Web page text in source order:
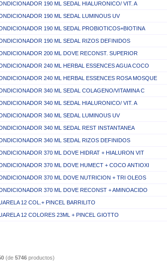
190 ML SEDAL HIALURONICO/ VIT. A
190 ML SEDAL LUMINOUS UV
190 ML SEDAL PROBIOTICOS+BIOTINA
190 ML SEDAL RIZOS DEFINIDOS
200 ML DOVE RECONST. SUPERIOR
240 ML HERBAL ESSENCES AGUA COCO
240 ML HERBAL ESSENCES ROSA MOSQUE
340 ML SEDAL COLAGENO/VITAMINA C
340 ML SEDAL HIALURONICO/ VIT. A
340 ML SEDAL LUMINOUS UV
340 ML SEDAL REST INSTANTANEA
340 ML SEDAL RIZOS DEFINIDOS
370 ML DOVE HIDRAT + HIALURON VIT
370 ML DOVE HUMECT + COCO ANTIOXI
370 ML DOVE NUTRICION + TRI OLEOS
370 ML DOVE RECONST + AMINOACIDO
12 COL.+ PINCEL BARRILITO
12 COLORES 23ML + PINCEL GIOTTO
(de 5746 productos)